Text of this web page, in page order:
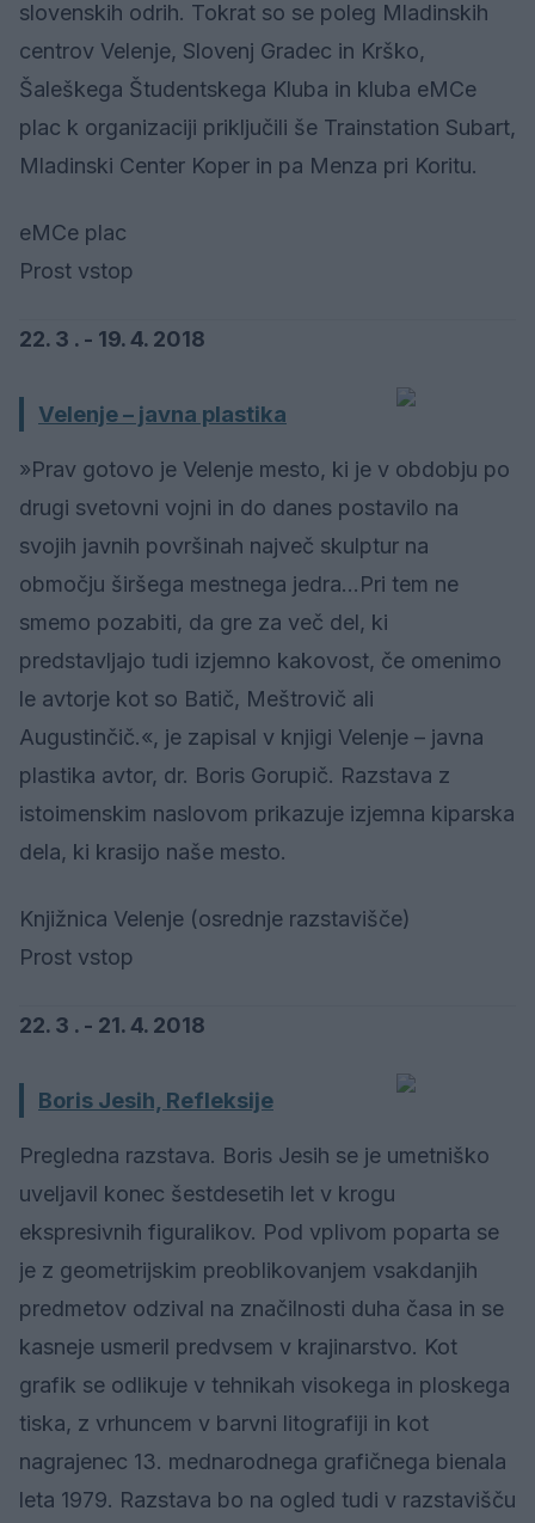
slovenskih odrih. Tokrat so se poleg Mladinskih
centrov Velenje, Slovenj Gradec in Krško,
Šaleškega Študentskega Kluba in kluba eMCe
plac k organizaciji priključili še Trainstation Subart,
Mladinski Center Koper in pa Menza pri Koritu.
eMCe plac
Prost vstop
22. 3 . - 19. 4. 2018
Velenje – javna plastika
»Prav gotovo je Velenje mesto, ki je v obdobju po
drugi svetovni vojni in do danes postavilo na
svojih javnih površinah največ skulptur na
območju širšega mestnega jedra...Pri tem ne
smemo pozabiti, da gre za več del, ki
predstavljajo tudi izjemno kakovost, če omenimo
le avtorje kot so Batič, Meštrovič ali
Augustinčič.«, je zapisal v knjigi Velenje – javna
plastika avtor, dr. Boris Gorupič. Razstava z
istoimenskim naslovom prikazuje izjemna kiparska
dela, ki krasijo naše mesto.
Knjižnica Velenje (osrednje razstavišče)
Prost vstop
22. 3 . - 21. 4. 2018
Boris Jesih, Refleksije
Pregledna razstava. Boris Jesih se je umetniško
uveljavil konec šestdesetih let v krogu
ekspresivnih figuralikov. Pod vplivom poparta se
je z geometrijskim preoblikovanjem vsakdanjih
predmetov odzival na značilnosti duha časa in se
kasneje usmeril predvsem v krajinarstvo. Kot
grafik se odlikuje v tehnikah visokega in ploskega
tiska, z vrhuncem v barvni litografiji in kot
nagrajenec 13. mednarodnega grafičnega bienala
leta 1979. Razstava bo na ogled tudi v razstavišču